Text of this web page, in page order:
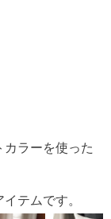
ラーを使った
テムです。